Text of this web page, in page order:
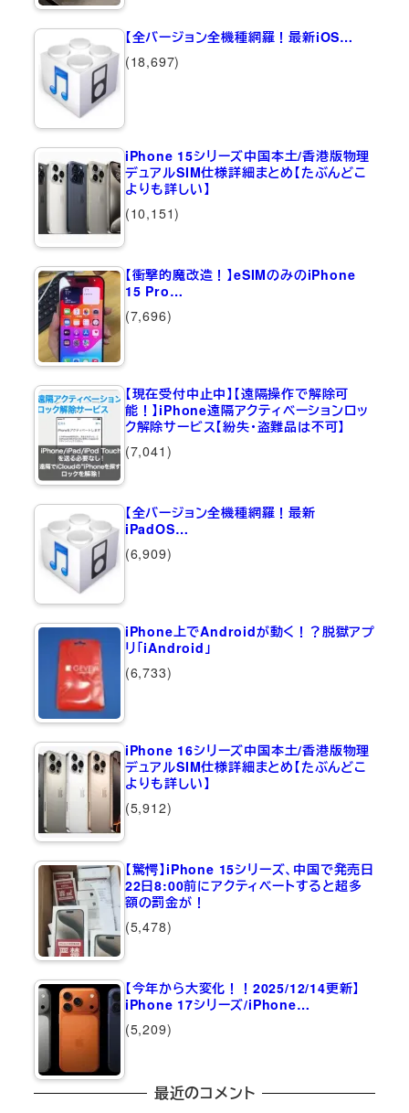
【全バージョン全機種網羅！最新iOS…
(18,697)
iPhone 15シリーズ中国本土/香港版物理
デュアルSIM仕様詳細まとめ【たぶんどこ
よりも詳しい】
(10,151)
【衝撃的魔改造！】eSIMのみのiPhone
15 Pro…
(7,696)
【現在受付中止中】【遠隔操作で解除可
能！】iPhone遠隔アクティベーションロッ
ク解除サービス【紛失・盗難品は不可】
(7,041)
【全バージョン全機種網羅！最新
iPadOS…
(6,909)
iPhone上でAndroidが動く！？脱獄アプ
リ「iAndroid」
(6,733)
iPhone 16シリーズ中国本土/香港版物理
デュアルSIM仕様詳細まとめ【たぶんどこ
よりも詳しい】
(5,912)
【驚愕】iPhone 15シリーズ、中国で発売日
22日8:00前にアクティベートすると超多
額の罰金が！
(5,478)
【今年から大変化！！2025/12/14更新】
iPhone 17シリーズ/iPhone…
(5,209)
最近のコメント